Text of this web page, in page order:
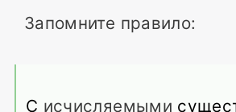
Запомните правило:
С исчисляемыми